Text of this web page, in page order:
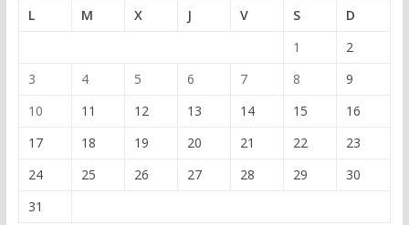
L
M X J V S
D
1
2
3
4 5 6 7 8
9
10
11 12 13 14 15
16
17
18 19 20 21 22
23
24
25 26 27 28 29
30
31